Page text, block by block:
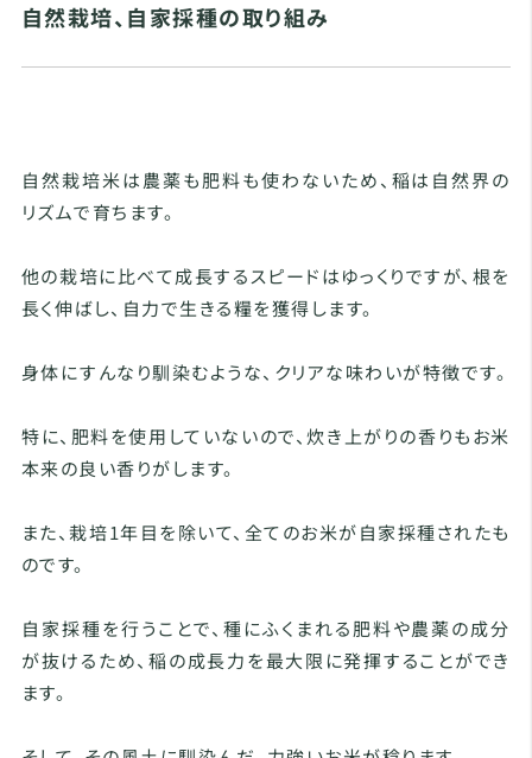
自然栽培、自家採種の取り組み
自然栽培米は農薬も肥料も使わないため、稲は自然界の
リズムで育ちます。
他の栽培に比べて成長するスピードはゆっくりですが、根を
長く伸ばし、自力で生きる糧を獲得します。
身体にすんなり馴染むような、クリアな味わいが特徴です。
特に、肥料を使用していないので、炊き上がりの香りもお米
本来の良い香りがします。
また、栽培1年目を除いて、全てのお米が自家採種されたも
のです。
自家採種を行うことで、種にふくまれる肥料や農薬の成分
が抜けるため、稲の成長力を最大限に発揮することができ
ます。